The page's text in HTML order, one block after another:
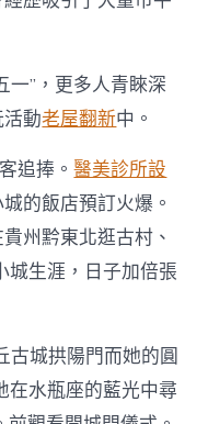
一”，更多人青睞深
活動老屋翻新中。
追捧。醫美診所設
的飯店預訂火爆。
貴州黔東北逛古村、
城生涯，日子加倍張
城拱陽門而她的圓
在水瓶座的藍光中尋